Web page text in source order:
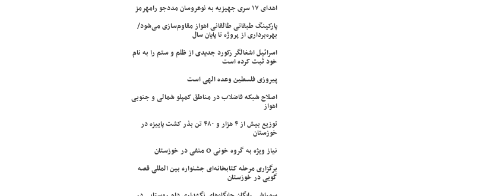
اهدای ۱۷ سری جهیزیه به نوعروسان مددجو رامهرمز
پارکینگ طبقاتی طالقانی اهواز مقاوم‌سازی می‌شود/
بهره‌برداری از پروژه تا پایان سال
اسرائیل اشغالگر رکورد جدیدی از ظلم و ستم را به نام
خود ثبت کرده است
پیروزی فلسطین وعده الهی است
اصلاح شبکه فاضلاب در مناطق کمپلو شمالی و جنوبی
اهواز
توزیع بیش از ۴ هزار و ۴۸۰ تن بذر کشت پاییزه در
خوزستان
نیاز ویژه به گروه خونی O منفی در خوزستان
برگزاری مرحله کتابخانه‌ای جشنواره بین المللی قصه
گویی در خوزستان